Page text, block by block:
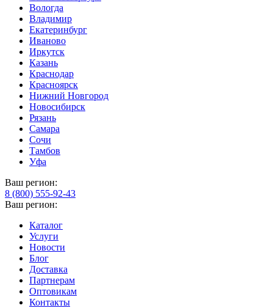
Вологда
Владимир
Екатеринбург
Иваново
Иркутск
Казань
Краснодар
Красноярск
Нижний Новгород
Новосибирск
Рязань
Самара
Сочи
Тамбов
Уфа
Ваш регион:
8 (800) 555-92-43
Ваш регион:
Каталог
Услуги
Новости
Блог
Доставка
Партнерам
Оптовикам
Контакты